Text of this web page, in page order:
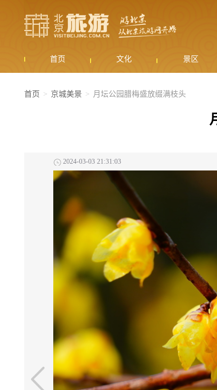
首页 文化 景区
首页 京城美景 月坛公园腊梅盛放缀满枝头
2024-03-03 21:31:03